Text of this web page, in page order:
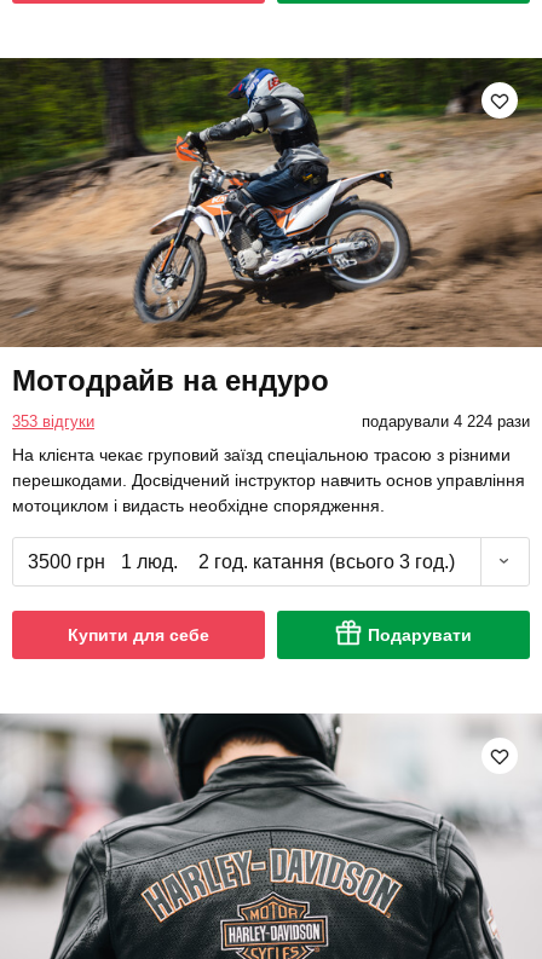
Мотодрайв на ендуро
353 відгуки подарували 4 224 рази
На клієнта чекає груповий заїзд спеціальною трасою з різними
перешкодами. Досвідчений інструктор навчить основ управління
мотоциклом і видасть необхідне спорядження.
3500 грн 1 люд. 2 год. катання (всього 3 год.)
Купити для себе Подарувати